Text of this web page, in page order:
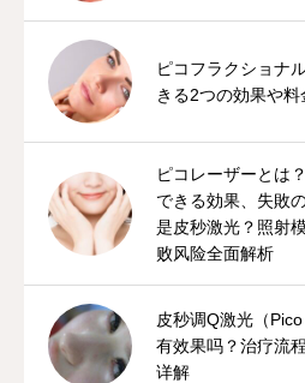
ピコフラクショナ
きる2つの効果や料
ピコレーザーとは
できる効果、失敗
是皮秒激光？照射
败风险全面解析
皮秒调Q激光（
有效果吗？治疗流
详解